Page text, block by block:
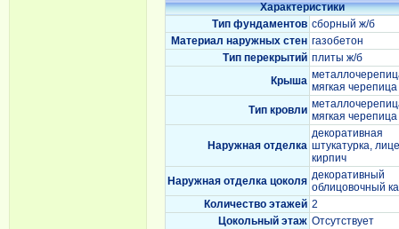
Характеристики
Тип фундаментов сборный ж/б
Материал наружных стен газобетон
Тип перекрытий плиты ж/б
Крыша мягкая черепица
Тип кровли мягкая черепица
Наружная отделка
декоративная
штукатурка,
кирпич
Наружная отделка цоколя декоративный
облицовочный
Количество этажей 2
Цокольный этаж Отсутствует